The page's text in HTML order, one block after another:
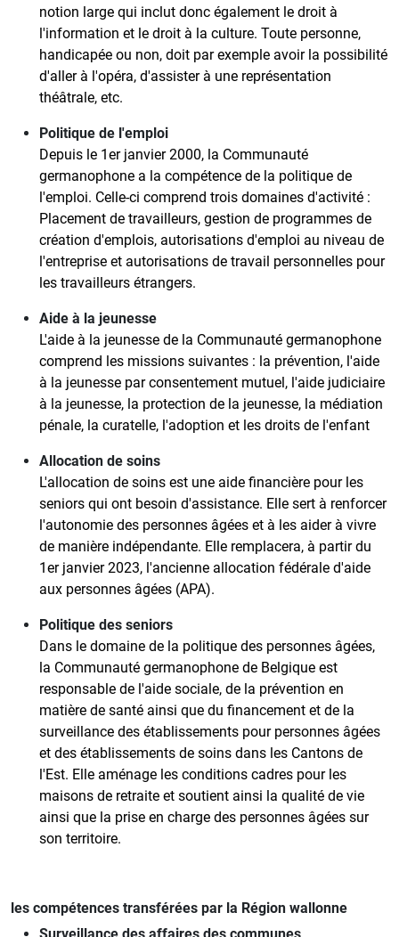
notion large qui inclut donc également le droit à
l'information et le droit à la culture. Toute personne,
handicapée ou non, doit par exemple avoir la possibilité
d'aller à l'opéra, d'assister à une représentation
théâtrale, etc.
Politique de l'emploi
Depuis le 1er janvier 2000, la Communauté
germanophone a la compétence de la politique de
l'emploi. Celle-ci comprend trois domaines d'activité :
Placement de travailleurs, gestion de programmes de
création d'emplois, autorisations d'emploi au niveau de
l'entreprise et autorisations de travail personnelles pour
les travailleurs étrangers.
Aide à la jeunesse
L'aide à la jeunesse de la Communauté germanophone
comprend les missions suivantes : la prévention, l'aide
à la jeunesse par consentement mutuel, l'aide judiciaire
à la jeunesse, la protection de la jeunesse, la médiation
pénale, la curatelle, l'adoption et les droits de l'enfant
Allocation de soins
L'allocation de soins est une aide financière pour les
seniors qui ont besoin d'assistance. Elle sert à renforcer
l'autonomie des personnes âgées et à les aider à vivre
de manière indépendante. Elle remplacera, à partir du
1er janvier 2023, l'ancienne allocation fédérale d'aide
aux personnes âgées (APA).
Politique des seniors
Dans le domaine de la politique des personnes âgées,
la Communauté germanophone de Belgique est
responsable de l'aide sociale, de la prévention en
matière de santé ainsi que du financement et de la
surveillance des établissements pour personnes âgées
et des établissements de soins dans les Cantons de
l'Est. Elle aménage les conditions cadres pour les
maisons de retraite et soutient ainsi la qualité de vie
ainsi que la prise en charge des personnes âgées sur
son territoire.
les compétences transférées par la Région wallonne